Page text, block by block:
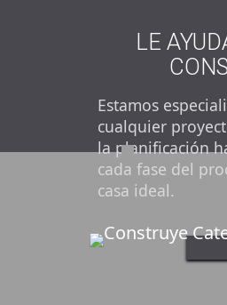
LE
Estamos
cualquier
la planificación
cada fase del
casa ideal.